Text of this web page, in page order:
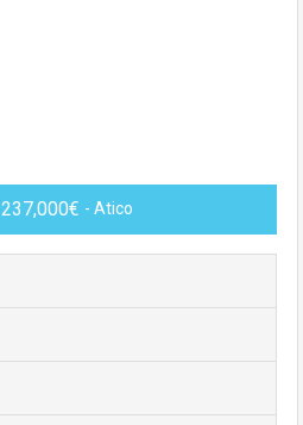
237,000€ - Atico